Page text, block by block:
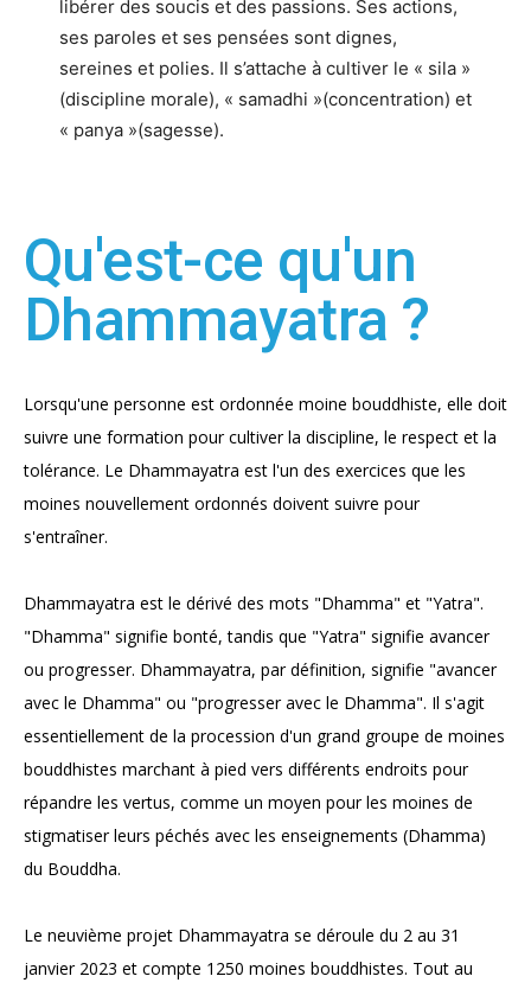
libérer des soucis et des passions. Ses actions,
ses paroles et ses pensées sont dignes,
sereines et polies. Il s’attache à cultiver le « sila »
(discipline morale), « samadhi »(concentration) et
« panya »(sagesse).
Qu'est-ce qu'un
Dhammayatra ?
Lorsqu'une personne est ordonnée moine bouddhiste, elle doit
suivre une formation pour cultiver la discipline, le respect et la
tolérance. Le Dhammayatra est l'un des exercices que les
moines nouvellement ordonnés doivent suivre pour
s'entraîner.
Dhammayatra est le dérivé des mots "Dhamma" et "Yatra".
"Dhamma" signifie bonté, tandis que "Yatra" signifie avancer
ou progresser. Dhammayatra, par définition, signifie "avancer
avec le Dhamma" ou "progresser avec le Dhamma". Il s'agit
essentiellement de la procession d'un grand groupe de moines
bouddhistes marchant à pied vers différents endroits pour
répandre les vertus, comme un moyen pour les moines de
stigmatiser leurs péchés avec les enseignements (Dhamma)
du Bouddha.
Le neuvième projet Dhammayatra se déroule du 2 au 31
janvier 2023 et compte 1250 moines bouddhistes. Tout au